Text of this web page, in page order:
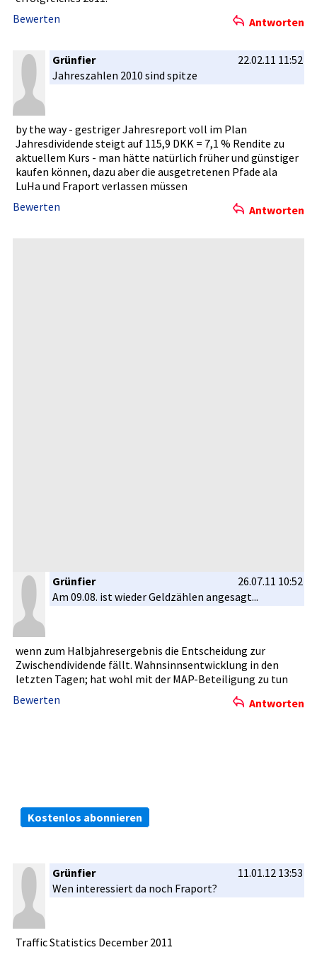
Bewerten
Antworten
Grünfier
22.02.11 11:52
Jahreszahl­en 2010 sind spitze
by the way - gestriger Jahresrepo­rt voll im Plan
Jahresdivi­dende steigt auf 115,9 DKK = 7,1 % Rendite zu
aktuellem Kurs - man hätte natürlich früher und günstiger
kaufen können, dazu aber die ausgetrete­nen Pfade ala
LuHa und Fraport verlassen müssen
Bewerten
Antworten
Grünfier
26.07.11 10:52
Am 09.08. ist wieder Geldzählen­ angesagt..­.
wenn zum Halbjahres­ergebnis die Entscheidu­ng zur
Zwischendi­vidende fällt. Wahnsinnse­ntwicklung­ in den
letzten Tagen; hat wohl mit der MAP-Beteil­igung zu tun
Bewerten
Antworten
Kostenlos abonnieren
Grünfier
11.01.12 13:53
Wen interessie­rt da noch Fraport?
Traffic Statistics­ December 2011